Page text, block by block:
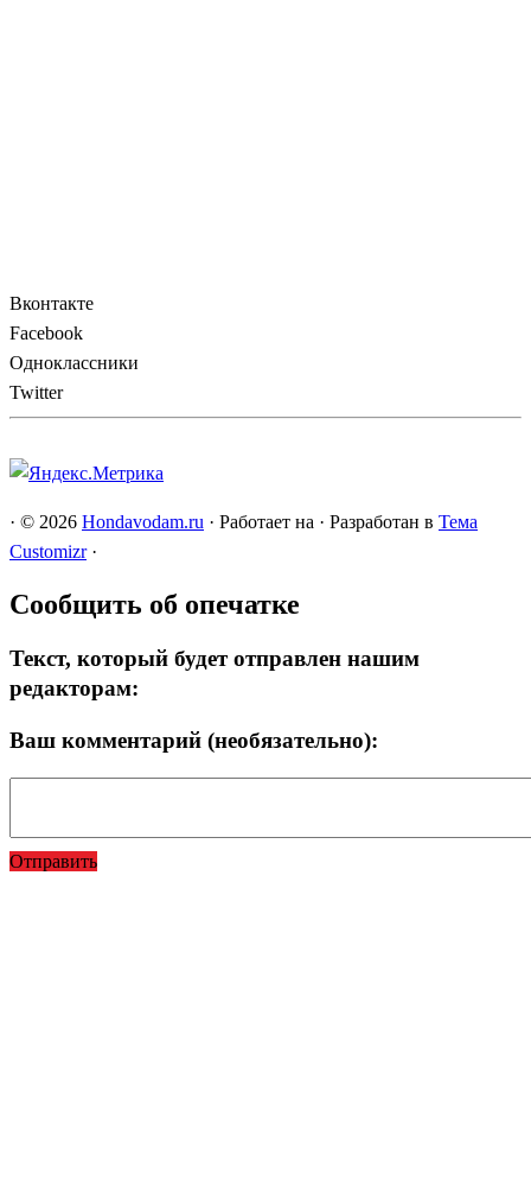
Вконтакте
Facebook
Одноклассники
Twitter
· © 2026 Hondavodam.ru · Работает на · Разработан в Тема
Customizr ·
Сообщить об опечатке
Текст, который будет отправлен нашим
редакторам:
Ваш комментарий (необязательно):
Отправить